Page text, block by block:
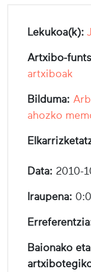
Lekukoa(k):
Artxibo-
artxiboak
Bilduma:
ahozko
Data: 2010-
Iraupena:
Baionako